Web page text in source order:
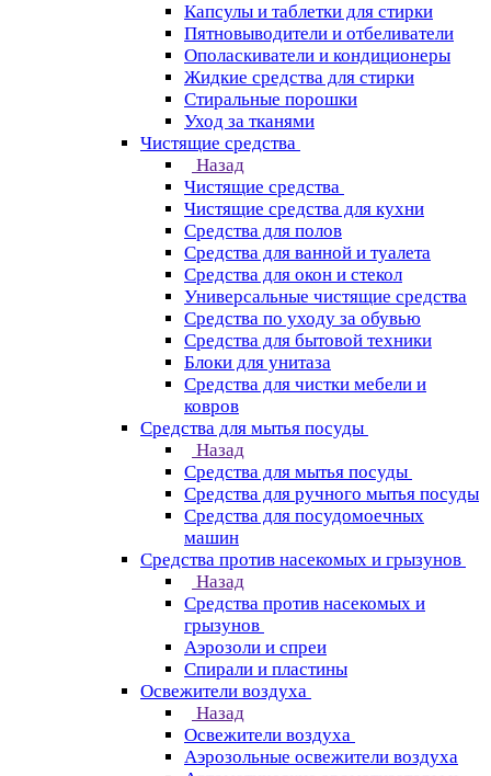
Капсулы и таблетки для стирки
Пятновыводители и отбеливатели
Ополаскиватели и кондиционеры
Жидкие средства для стирки
Стиральные порошки
Уход за тканями
Чистящие средства
Назад
Чистящие средства
Чистящие средства для кухни
Средства для полов
Средства для ванной и туалета
Средства для окон и стекол
Универсальные чистящие средства
Средства по уходу за обувью
Средства для бытовой техники
Блоки для унитаза
Средства для чистки мебели и
ковров
Средства для мытья посуды
Назад
Средства для мытья посуды
Средства для ручного мытья посуды
Средства для посудомоечных
машин
Средства против насекомых и грызунов
Назад
Средства против насекомых и
грызунов
Аэрозоли и спреи
Спирали и пластины
Освежители воздуха
Назад
Освежители воздуха
Аэрозольные освежители воздуха